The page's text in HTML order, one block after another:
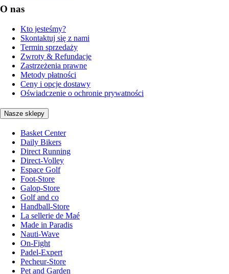
O nas
Kto jesteśmy?
Skontaktuj się z nami
Termin sprzedaży
Zwroty & Refundacje
Zastrzeżenia prawne
Metody płatności
Ceny i opcje dostawy
Oświadczenie o ochronie prywatności
Nasze sklepy
Basket Center
Daily Bikers
Direct Running
Direct-Volley
Espace Golf
Foot-Store
Galop-Store
Golf and co
Handball-Store
La sellerie de Maé
Made in Paradis
Nauti-Wave
On-Fight
Padel-Expert
Pecheur-Store
Pet and Garden